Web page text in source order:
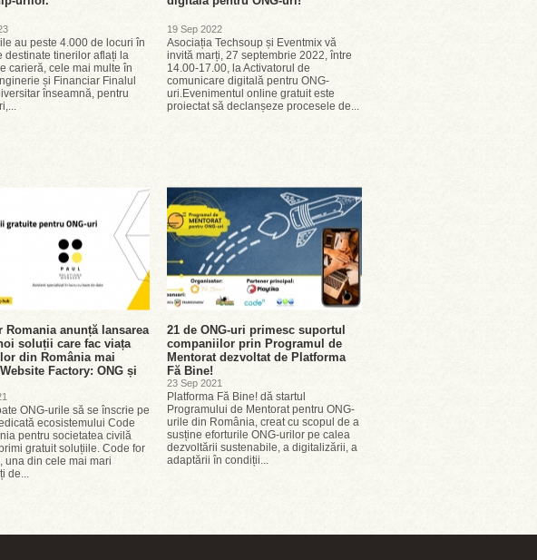
au peste 4.000 de locuri în
destinate tinerilor aflați la
carieră, cele mai multe în
și Financiar Finalul
înseamnă, pentru
19 Sep 2022
Asociația Techsoup și Eventmix vă
invită marți, 27 septembrie 2022, între
14.00-17.00, la Activatorul de
comunicare digitală pentru ONG-
uri.Evenimentul online gratuit este
proiectat să declanșeze procesele de...
Romania anunță lansarea
soluții care fac viața
din România mai
Factory: ONG și
ONG-urile să se înscrie pe
ecosistemului Code
pentru societatea civilă
gratuit soluțiile. Code for
una din cele mai mari
de...
21 de ONG-uri primesc suportul
companiilor prin Programul de
Mentorat dezvoltat de Platforma
Fă Bine!
23 Sep 2021
Platforma Fă Bine! dă startul
Programului de Mentorat pentru ONG-
urile din România, creat cu scopul de a
susține eforturile ONG-urilor pe calea
dezvoltării sustenabile, a digitalizării, a
adaptării în condiții...